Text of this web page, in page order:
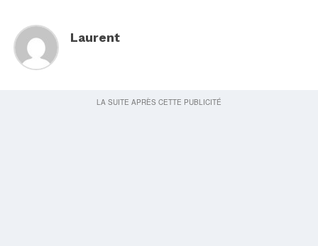
Laurent